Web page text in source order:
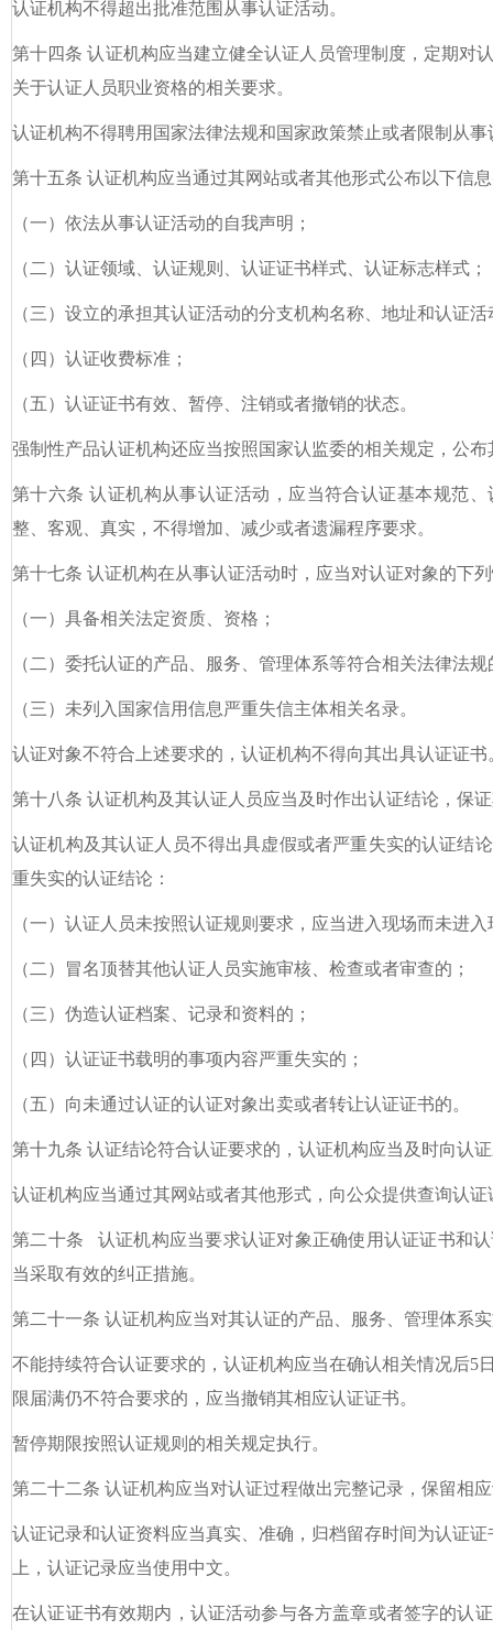
认证机构不得超出批准范围从事认证活动。
第十四条 认证机构应当建立健全认证人员管理制度，定期对
关于认证人员职业资格的相关要求。
认证机构不得聘用国家法律法规和国家政策禁止或者限制从
第十五条 认证机构应当通过其网站或者其他形式公布以下信
（一）依法从事认证活动的自我声明；
（二）认证领域、认证规则、认证证书样式、认证标志样式；
（三）设立的承担其认证活动的分支机构名称、地址和认证
（四）认证收费标准；
（五）认证证书有效、暂停、注销或者撤销的状态。
强制性产品认证机构还应当按照国家认监委的相关规定，公
第十六条 认证机构从事认证活动，应当符合认证基本规范
整、客观、真实，不得增加、减少或者遗漏程序要求。
第十七条 认证机构在从事认证活动时，应当对认证对象的下
（一）具备相关法定资质、资格；
（二）委托认证的产品、服务、管理体系等符合相关法律法
（三）未列入国家信用信息严重失信主体相关名录。
认证对象不符合上述要求的，认证机构不得向其出具认证证
第十八条 认证机构及其认证人员应当及时作出认证结论，保
认证机构及其认证人员不得出具虚假或者严重失实的认证结
重失实的认证结论：
（一）认证人员未按照认证规则要求，应当进入现场而未进
（二）冒名顶替其他认证人员实施审核、检查或者审查的；
（三）伪造认证档案、记录和资料的；
（四）认证证书载明的事项内容严重失实的；
（五）向未通过认证的认证对象出卖或者转让认证证书的。
第十九条 认证结论符合认证要求的，认证机构应当及时向认
认证机构应当通过其网站或者其他形式，向公众提供查询认
第二十条 认证机构应当要求认证对象正确使用认证证书和
当采取有效的纠正措施。
第二十一条 认证机构应当对其认证的产品、服务、管理体系
不能持续符合认证要求的，认证机构应当在确认相关情况后5
限届满仍不符合要求的，应当撤销其相应认证证书。
暂停期限按照认证规则的相关规定执行。
第二十二条 认证机构应当对认证过程做出完整记录，保留相
认证记录和认证资料应当真实、准确，归档留存时间为认证
上，认证记录应当使用中文。
在认证证书有效期内，认证活动参与各方盖章或者签字的认